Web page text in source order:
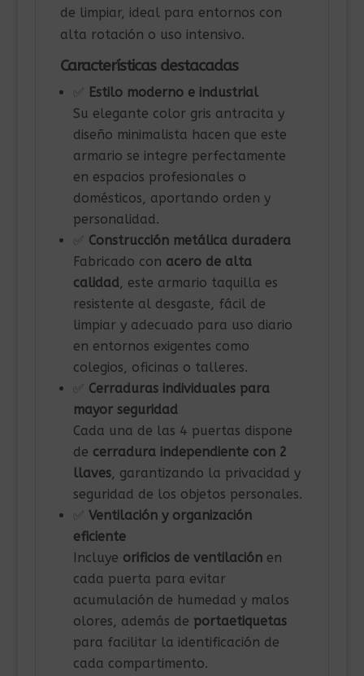
de limpiar, ideal para entornos con
alta rotación o uso intensivo.
Características destacadas
✅ Estilo moderno e industrial
Su elegante color gris antracita y
diseño minimalista hacen que este
armario se integre perfectamente
en espacios profesionales o
domésticos, aportando orden y
personalidad.
✅ Construcción metálica duradera
Fabricado con acero de alta
calidad, este armario taquilla es
resistente al desgaste, fácil de
limpiar y adecuado para uso diario
en entornos exigentes como
colegios, oficinas o talleres.
✅ Cerraduras individuales para
mayor seguridad
Cada una de las 4 puertas dispone
de cerradura independiente con 2
llaves, garantizando la privacidad y
seguridad de los objetos personales.
✅ Ventilación y organización
eficiente
Incluye orificios de ventilaciónen
cada puerta para evitar
acumulación de humedad y malos
olores, además de portaetiquetas
para facilitar la identificación de
cada compartimento.